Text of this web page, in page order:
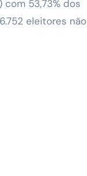
53,73% dos
eleitores não